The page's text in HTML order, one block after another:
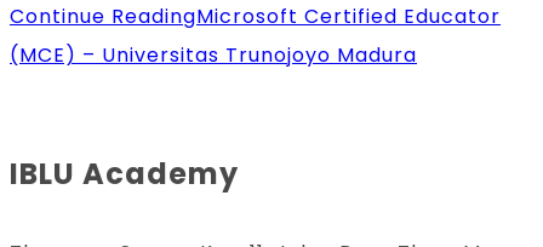
Continue ReadingMicrosoft Certified Educator
(MCE) – Universitas Trunojoyo Madura
IBLU Academy